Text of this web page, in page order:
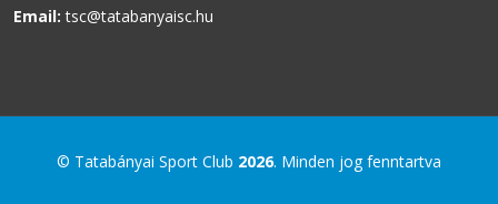
Email: tsc@tatabanyaisc.hu
© Tatabányai Sport Club 2026. Minden jog fenntartva